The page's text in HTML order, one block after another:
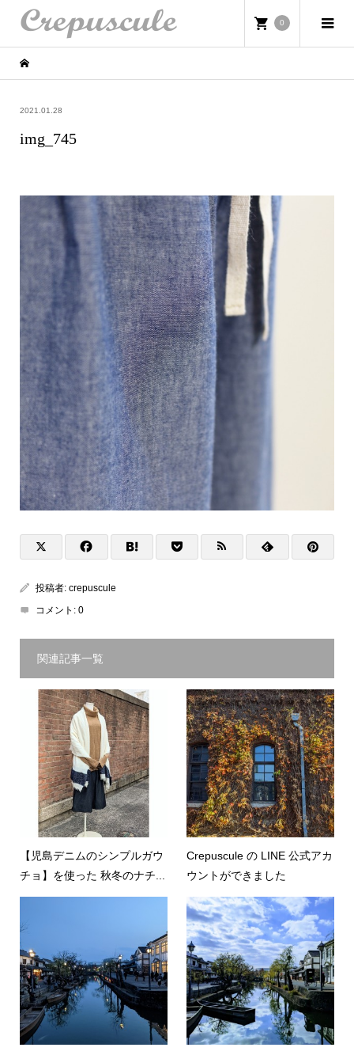
0
2021.01.28
img_745
投稿者: crepuscule
コメント: 0
関連記事一覧
【児島デニムのシンプルガウ
チョ】を使った 秋冬のナチ...
Crepuscule の LINE 公式アカ
ウントができました